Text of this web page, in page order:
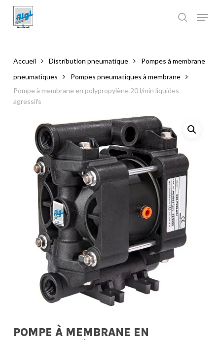
main
Accueil Distribution pneumatique
Pompes à membrane
pneumatiques
Pompes pneumatiques à membrane
Pompe à membrane en polypropylène 20 l/min liquides
agressifs
POMPE À MEMBRANE EN